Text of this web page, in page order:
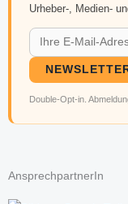
Urheber-, Medien-
Double-Opt-in.
AnsprechpartnerIn